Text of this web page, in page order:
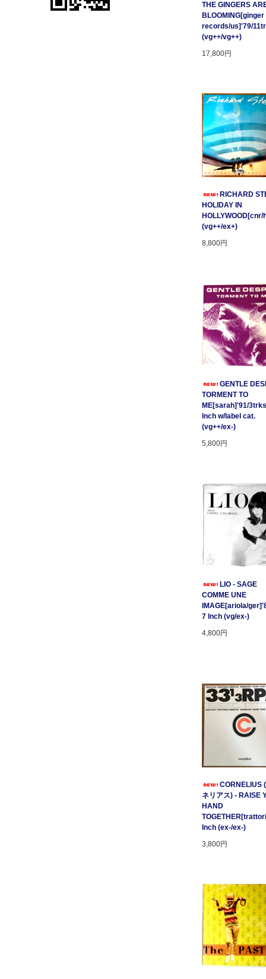
THE GINGERS
BLOOMING[ginger
records/us]'79/
(vg++/vg++)
17,800円
RICHARD
HOLIDAY IN
(vg++/ex+)
8,800円
GENTLE
TORMENT TO
ME[sarah]'91/
Inch w/label cat.
(vg++/ex-)
5,800円
LIO - SAGE
COMME UNE
IMAGE[ariola/
7 Inch (vg/ex-)
4,800円
CORNELIUS
ネリアス) - RAISE
HAND
Inch (ex-/ex-)
3,800円